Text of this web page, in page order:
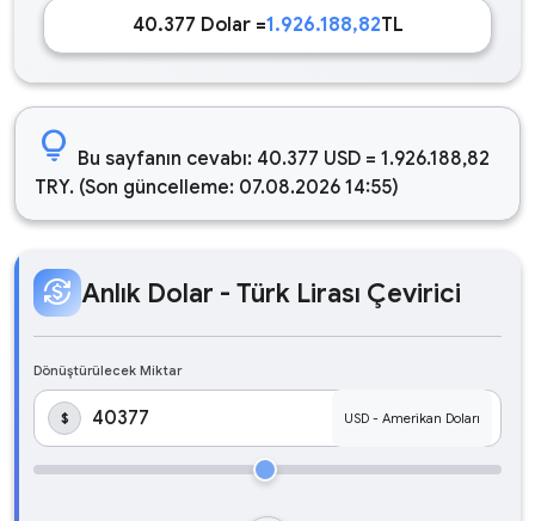
40.377 Dolar =1.926.188,82TL
lightbulb Bu sayfanın cevabı: 40.377 USD = 1.926.188,82
TRY. (Son güncelleme: 07.08.2026 14:55)
currency_exchange Anlık Dolar - Türk Lirası Çevirici
Dönüştürülecek Miktar
$